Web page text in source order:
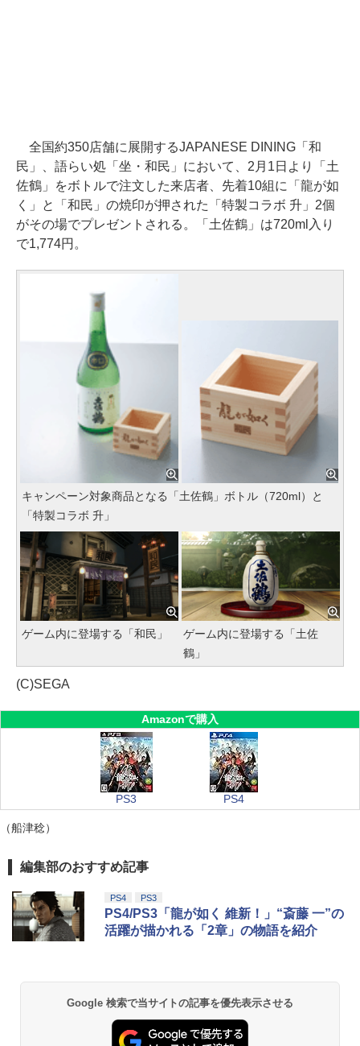
全国約350店舗に展開するJAPANESE DINING「和
民」、語らい処「坐・和民」において、2月1日より「土
佐鶴」をボトルで注文した来店者、先着10組に「龍が如
く」と「和民」の焼印が押された「特製コラボ 升」2個
がその場でプレゼントされる。「土佐鶴」は720ml入り
で1,774円。
キャンペーン対象商品となる「土佐鶴」ボトル（720ml）と
「特製コラボ 升」
ゲーム内に登場する「和民」
ゲーム内に登場する「土佐
鶴」
(C)SEGA
Amazonで購入
PS3 PS4
（船津稔）
編集部のおすすめ記事
PS4 PS3
PS4/PS3「龍が如く 維新！」“斎藤 一”の
活躍が描かれる「2章」の物語を紹介
Google 検索で当サイトの記事を優先表示させる